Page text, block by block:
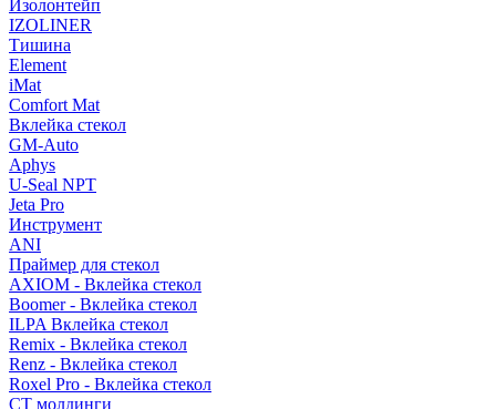
Изолонтейп
IZOLINER
Тишина
Element
iMat
Comfort Mat
Вклейка стекол
GM-Auto
Aphys
U-Seal NPT
Jeta Pro
Инструмент
ANI
Праймер для стекол
AXIOM - Вклейка стекол
Boomer - Вклейка стекол
ILPA Вклейка стекол
Remix - Вклейка стекол
Renz - Вклейка стекол
Roxel Pro - Вклейка стекол
СТ молдинги